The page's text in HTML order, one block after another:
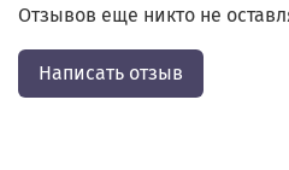
Отзывов еще никто не
Написать отзыв